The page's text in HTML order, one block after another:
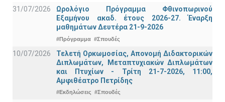
31/07/2026
Ωρολόγιο Πρόγραμμα Φθινοπωρινού
Εξαμήνου ακαδ. έτους 2026-27. Έναρξη
μαθημάτων Δευτέρα 21-9-2026
#Πρόγραμμα #Σπουδές
10/07/2026
Τελετή Ορκωμοσίας, Απονομή Διδακτορικών
Διπλωμάτων, Μεταπτυχιακών Διπλωμάτων
και Πτυχίων - Τρίτη 21-7-2026, 11:00,
Αμφιθέατρο Πετρίδης
#Εκδηλώσεις #Σπουδές